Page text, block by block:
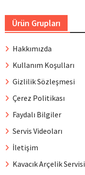
Ürün Grupları
Hakkımızda
Kullanım Koşulları
Gizlilik Sözleşmesi
Çerez Politikası
Faydalı Bilgiler
Servis Videoları
İletişim
Kavacık Arçelik Servisi